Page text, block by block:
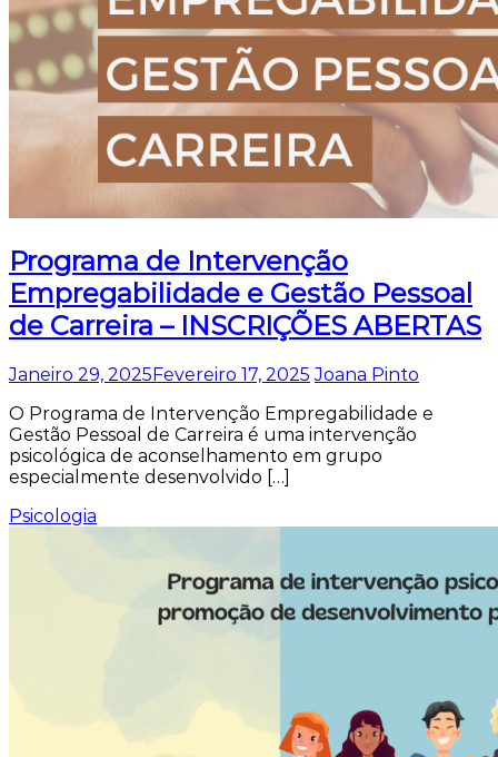
Programa de Intervenção
Empregabilidade e Gestão Pessoal
de Carreira – INSCRIÇÕES ABERTAS
Janeiro 29, 2025Fevereiro 17, 2025 Joana Pinto
O Programa de Intervenção Empregabilidade e
Gestão Pessoal de Carreira é uma intervenção
psicológica de aconselhamento em grupo
especialmente desenvolvido […]
Psicologia